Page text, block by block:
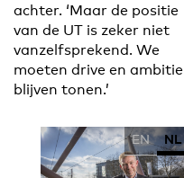
achter. ‘Maar de positie
van de UT is zeker niet
vanzelfsprekend. We
moeten drive en ambitie
blijven tonen.’
EN NL